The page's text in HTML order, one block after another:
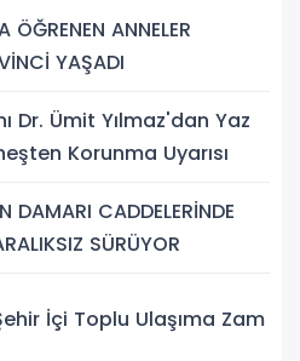
ANNELER
YAŞADI
Dr. Ümit Yılmaz'dan Yaz
Korunma Uyarısı
DAMARI CADDELERİNDE
SÜRÜYOR
İçi Toplu Ulaşıma Zam